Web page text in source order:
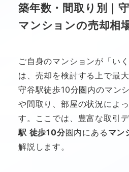
築年数・間取り別｜
マンションの売却相
ご自身のマンションが「い
は、売却を検討する上で最
守谷駅徒歩10分圏内のマン
や間取り、部屋の状況によ
す。ここでは、豊富な取引デ
駅 徒歩10分圏内にある マン
解説します。